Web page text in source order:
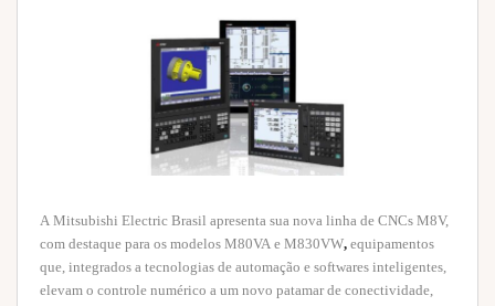
A Mitsubishi Electric Brasil apresenta sua nova linha de CNCs M8V,
com destaque para os modelos M80VA e M830VW, equipamentos
que, integrados a tecnologias de automação e softwares inteligentes,
elevam o controle numérico a um novo patamar de conectividade,